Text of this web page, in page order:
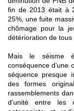
fin de 2013 était à
25%, une fuite
chômage pour la
détérioration de tous
Mais le séisme
conséquence d’une
séquence presque
des formes
rassemblements
d’unité entre les